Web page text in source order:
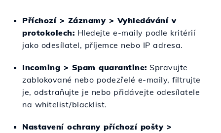
Příchozí > Záznamy > Vyhledávání v
protokolech: Hledejte e-maily podle kritérií
jako odesílatel, příjemce nebo IP adresa.
Incoming > Spam quarantine: Spravujte
zablokované nebo podezřelé e-maily, filtrujte
je, odstraňujte je nebo přidávejte odesílatele
na whitelist/blacklist.
Nastavení ochrany příchozí pošty >